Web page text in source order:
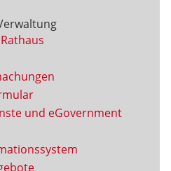
und eGovernment